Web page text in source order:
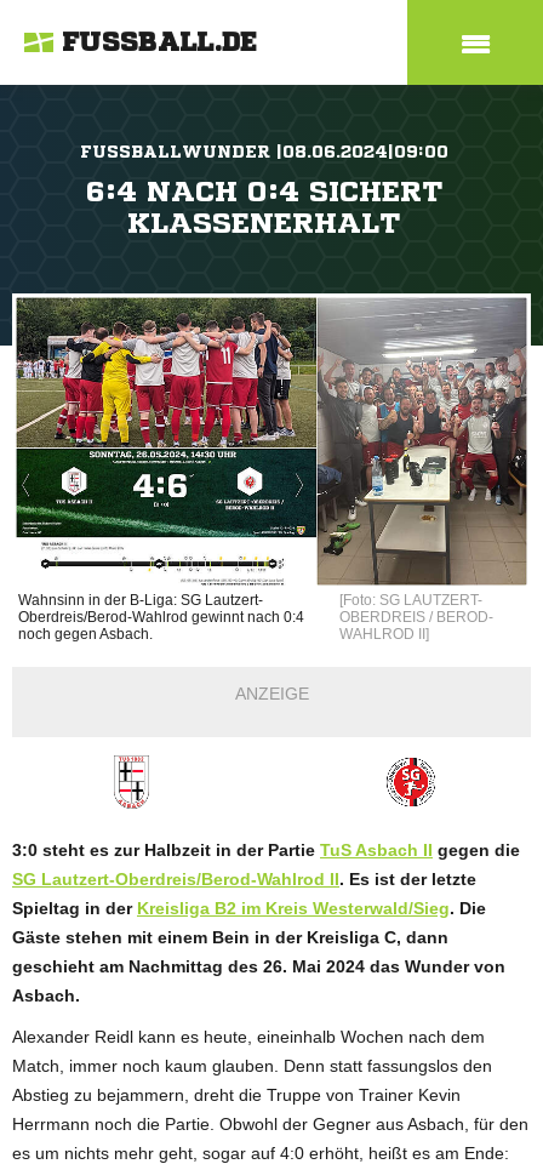
FUSSBALL.DE
FUSSBALLWUNDER |08.06.2024|09:00
6:4 NACH 0:4 SICHERT
KLASSENERHALT
Wahnsinn in der B-Liga: SG Lautzert-
Oberdreis/Berod-Wahlrod gewinnt nach 0:4
noch gegen Asbach.
[Foto: SG LAUTZERT-
OBERDREIS / BEROD-
WAHLROD II]
ANZEIGE
3:0 steht es zur Halbzeit in der Partie TuS Asbach II gegen die
SG Lautzert-Oberdreis/Berod-Wahlrod II. Es ist der letzte
Spieltag in der Kreisliga B2 im Kreis Westerwald/Sieg. Die
Gäste stehen mit einem Bein in der Kreisliga C, dann
geschieht am Nachmittag des 26. Mai 2024 das Wunder von
Asbach.
Alexander Reidl kann es heute, eineinhalb Wochen nach dem
Match, immer noch kaum glauben. Denn statt fassungslos den
Abstieg zu bejammern, dreht die Truppe von Trainer Kevin
Herrmann noch die Partie. Obwohl der Gegner aus Asbach, für den
es um nichts mehr geht, sogar auf 4:0 erhöht, heißt es am Ende: